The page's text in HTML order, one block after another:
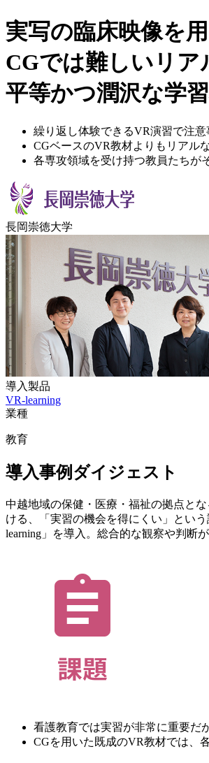
実写の臨床映像を
CGでは難しいリア
平等かつ潤沢な学
繰り返し体験できるVR演習で注
CGベースのVR教材よりもリアル
各専攻領域を受け持つ教員たちが
長岡崇徳大学
導入製品
VR-learning
業種
教育
導入事例ダイジェスト
中越地域の保健・医療・福祉の拠点と
ける、「実習の機会を得にくい」とい
learning」を導入。総合的な観察や判断
看護教育では実習が非常に重要だ
CGを用いた既成のVR教材では、